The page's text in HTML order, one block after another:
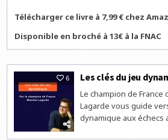
Télécharger ce livre à 7,99 € chez
Disponible en broché à 13€ à la FNAC
6 Les clés du jeu
Le champion de France
Lagarde vous guide
dynamique aux échecs